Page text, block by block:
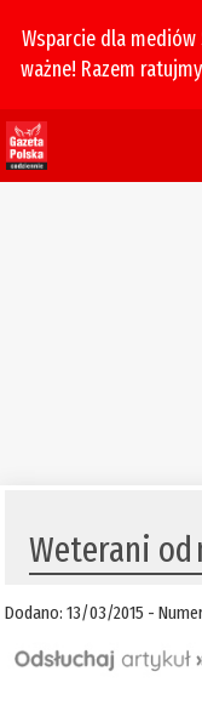
Wsparcie dla
ważne! Razem
Weterani od
Dodano: 13/03/2015 -